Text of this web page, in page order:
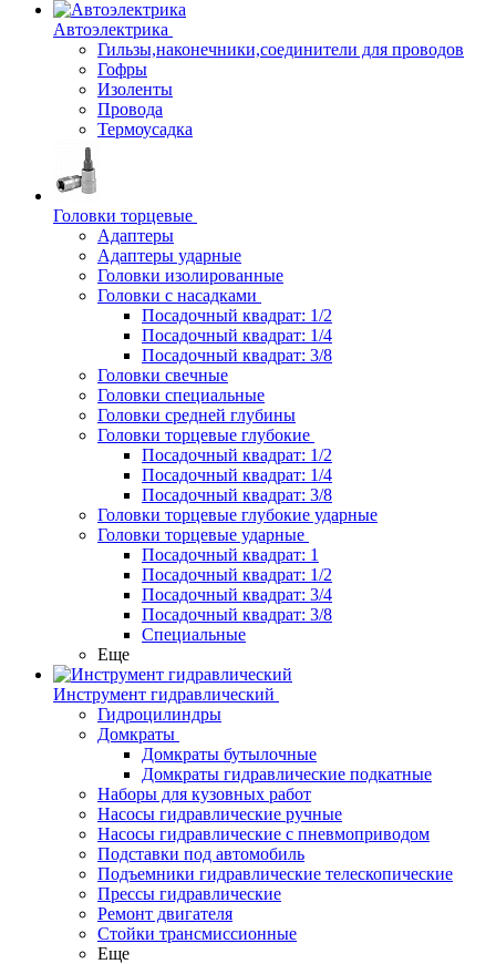
Автоэлектрика
Гильзы,наконечники,соединители для проводов
Гофры
Изоленты
Провода
Термоусадка
Головки торцевые
Адаптеры
Адаптеры ударные
Головки изолированные
Головки с насадками
Посадочный квадрат: 1/2
Посадочный квадрат: 1/4
Посадочный квадрат: 3/8
Головки свечные
Головки специальные
Головки средней глубины
Головки торцевые глубокие
Посадочный квадрат: 1/2
Посадочный квадрат: 1/4
Посадочный квадрат: 3/8
Головки торцевые глубокие ударные
Головки торцевые ударные
Посадочный квадрат: 1
Посадочный квадрат: 1/2
Посадочный квадрат: 3/4
Посадочный квадрат: 3/8
Специальные
Еще
Инструмент гидравлический
Гидроцилиндры
Домкраты
Домкраты бутылочные
Домкраты гидравлические подкатные
Наборы для кузовных работ
Насосы гидравлические ручные
Насосы гидравлические с пневмоприводом
Подставки под автомобиль
Подъемники гидравлические телескопические
Прессы гидравлические
Ремонт двигателя
Стойки трансмиссионные
Еще